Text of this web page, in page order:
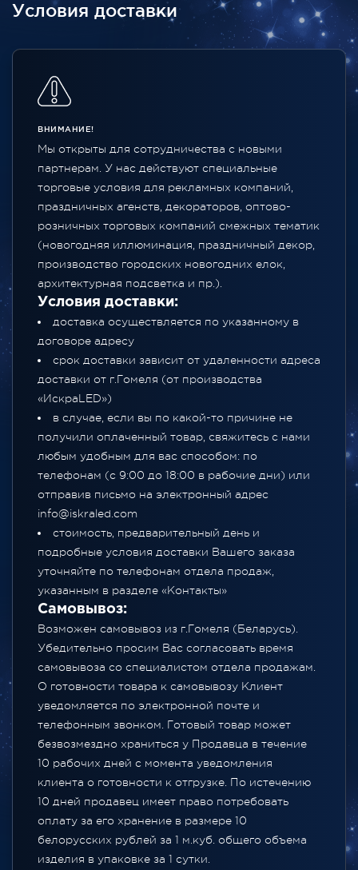
Условия доставки
ВНИМАНИЕ!
Мы открыты для сотрудничества с новыми
партнерам. У нас действуют специальные
торговые условия для рекламных компаний,
праздничных агенств, декораторов, оптово-
розничных торговых компаний смежных тематик
(новогодняя иллюминация, праздничный декор,
производство городских новогодних елок,
архитектурная подсветка и пр.).
Условия доставки:
доставка осуществляется по указанному в
договоре адресу
срок доставки зависит от удаленности адреса
доставки от г.Гомеля (от производства
«ИскраLED»)
в случае, если вы по какой-то причине не
получили оплаченный товар, свяжитесь с нами
любым удобным для вас способом: по
телефонам (с 9:00 до 18:00 в рабочие дни) или
отправив письмо на электронный адрес
info@iskraled.com
стоимость, предварительный день и
подробные условия доставки Вашего заказа
уточняйте по телефонам отдела продаж,
указанным в разделе «Контакты»
Самовывоз:
Возможен самовывоз из г.Гомеля (Беларусь).
Убедительно просим Вас согласовать время
самовывоза со специалистом отдела продажам.
О готовности товара к самовывозу Клиент
уведомляется по электронной почте и
телефонным звонком. Готовый товар может
безвозмездно храниться у Продавца в течение
10 рабочих дней с момента уведомления
клиента о готовности к отгрузке. По истечению
10 дней продавец имеет право потребовать
оплату за его хранение в размере 10
белорусских рублей за 1 м.куб. общего объема
изделия в упаковке за 1 сутки.